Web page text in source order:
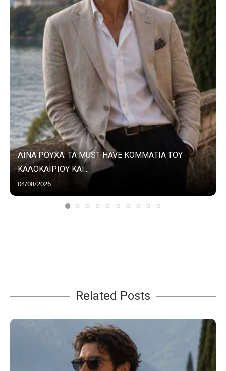
ΛΙΝΑ ΡΟΥΧΑ: ΤΑ MUST-HAVE ΚΟΜΜΑΤΙΑ ΤΟΥ
ΚΑΛΟΚΑΙΡΙΟΥ ΚΑΙ...
04/08/2026
Related Posts